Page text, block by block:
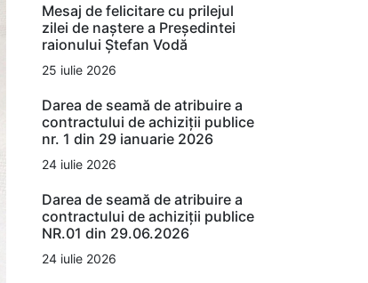
Mesaj de felicitare cu prilejul
zilei de naștere a Președintei
raionului Ștefan Vodă
25 iulie 2026
Darea de seamă de atribuire a
contractului de achiziții publice
nr. 1 din 29 ianuarie 2026
24 iulie 2026
Darea de seamă de atribuire a
contractului de achiziții publice
NR.01 din 29.06.2026
24 iulie 2026